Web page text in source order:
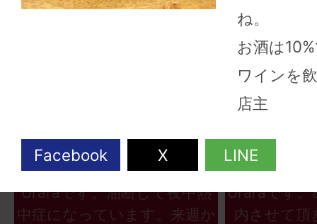
2026年08月06日
こんにちは、ワインショップ
Uraraです。油断して夜中熱
中症になっています。来週か
2026
こんにちは
Uraraです。
内させて頂
ね。
お酒は
ワインを
店主